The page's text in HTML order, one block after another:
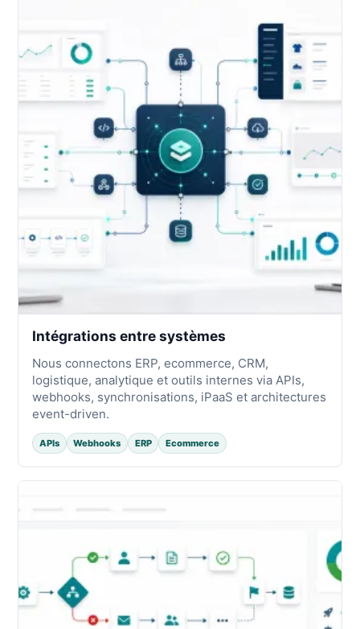
Intégrations entre systèmes
Nous connectons ERP, ecommerce, CRM,
logistique, analytique et outils internes via APIs,
webhooks, synchronisations, iPaaS et architectures
event-driven.
APIs Webhooks ERP Ecommerce